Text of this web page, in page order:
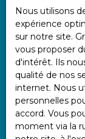
Politique de
Plan du site
Gérer les
Propulsé par
Nous utilisons
expérience
sur notre site.
vous proposer
d'intérêt. Ils
qualité de nos
internet. Nous
personnelles
accord. Vous
moment via la